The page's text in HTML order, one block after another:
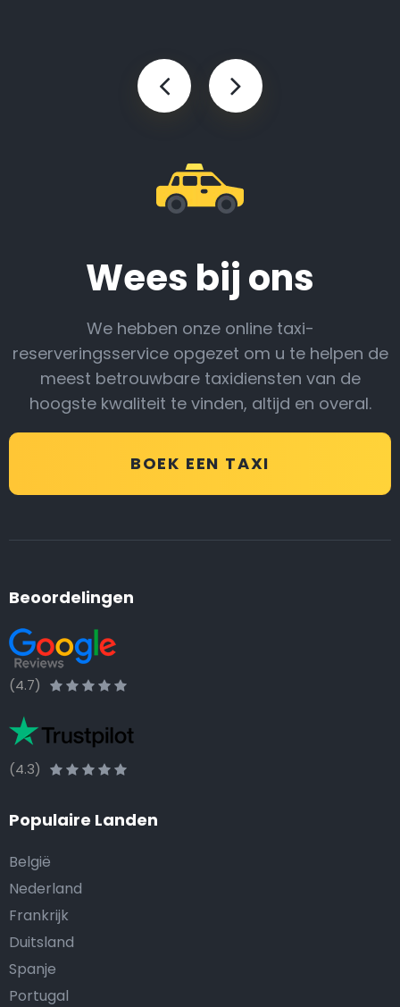
Wees bij ons
We hebben onze online taxi-
reserveringsservice opgezet om u te helpen de
meest betrouwbare taxidiensten van de
hoogste kwaliteit te vinden, altijd en overal.
BOEK EEN TAXI
Beoordelingen
(4.7)
(4.3)
Populaire Landen
België
Nederland
Frankrijk
Duitsland
Spanje
Portugal